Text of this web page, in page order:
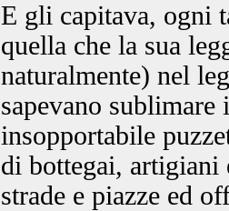
E gli capitava, ogni
quella che la sua
naturalmente) nel
sapevano
insopportabile
di bottegai, artigiani
strade e piazze ed